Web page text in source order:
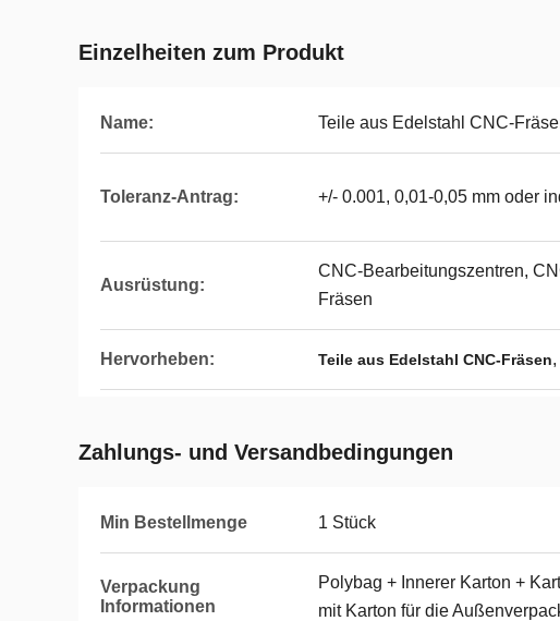
Einzelheiten zum Produkt
Name: Teile aus Edelstahl CNC-
Toleranz-Antrag: +/- 0.001, 0,01-0,05 mm oder
Ausrüstung:
CNC-Bearbeitungszentren,
Fräsen
Hervorheben: Teile aus Edelstahl CNC-Fräsen,
Zahlungs- und Versandbedingungen
Min Bestellmenge 1 Stück
Verpackung
Informationen
Polybag + Innerer Karton +
mit Karton für die